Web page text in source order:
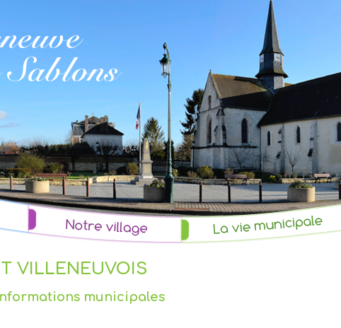
VILLENEUVOIS
municipales